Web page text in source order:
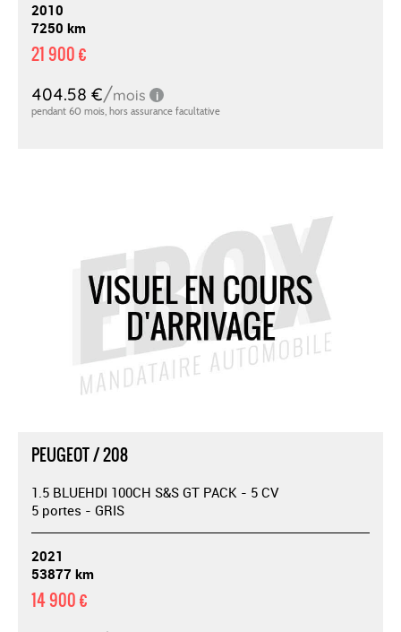
2010
7250 km
21 900 €
PEUGEOT / 208
1.5 BLUEHDI 100CH S&S GT PACK - 5 CV
5 portes - GRIS
2021
53877 km
14 900 €